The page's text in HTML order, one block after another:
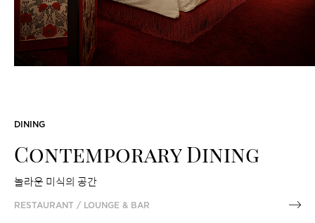
DINING
Contemporary Dining
놀라운 미식의 공간
RESTAURANT / LOUNGE & BAR